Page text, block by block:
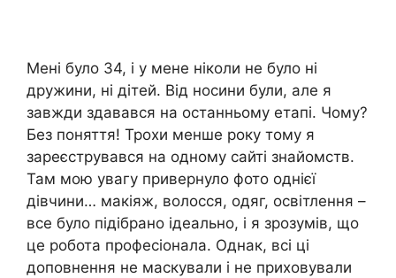
Мені було 34, і у мене ніколи не було ні
дружини, ні дітей. Від носини були, але я
завжди здавався на останньому етапі. Чому?
Без поняття! Трохи менше року тому я
зареєструвався на одному сайті знайомств.
Там мою увагу привернуло фото однієї
дівчини… макіяж, волосся, одяг, освітлення –
все було підібрано ідеально, і я зрозумів, що
це робота професіонала. Однак, всі ці
доповнення не маскували і не приховували